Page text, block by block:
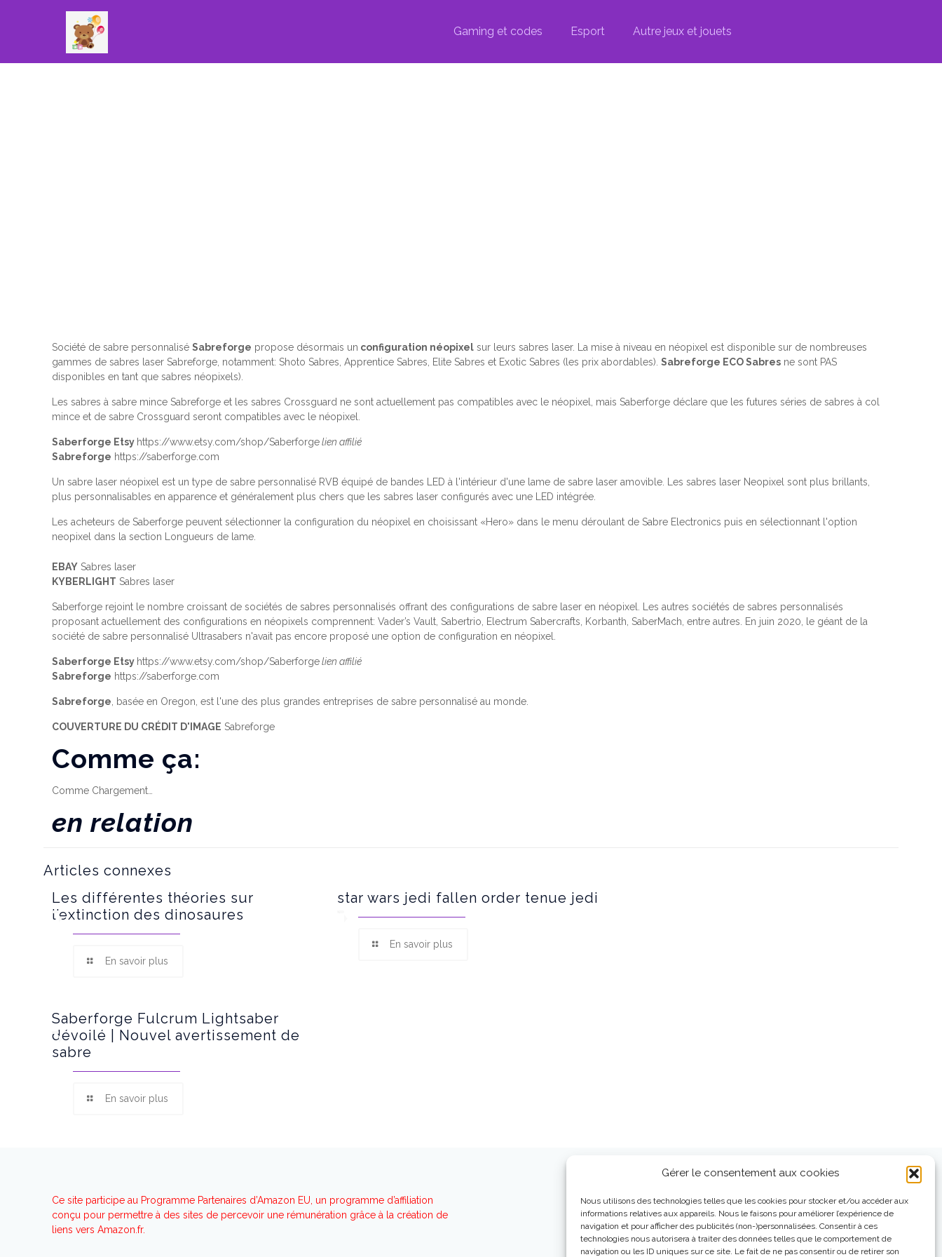
Gérer le consentement aux cookies
Nous utilisons des technologies telles que les cookies pour stocker et/ou accéder aux
informations relatives aux appareils. Nous le faisons pour améliorer l’expérience de
navigation et pour afficher des publicités (non-)personnalisées. Consentir à ces
technologies nous autorisera à traiter des données telles que le comportement de
navigation ou les ID uniques sur ce site. Le fait de ne pas consentir ou de retirer son
Gaming et codes Esport Autre jeux et jouets
Société de sabre personnaliséSabreforge propose désormais un configuration néopixel sur leurs sabres laser. La mise à niveau en néopixel est disponible sur de nombreuses
gammes de sabres laser Sabreforge, notamment: Shoto Sabres, Apprentice Sabres, Elite Sabres et Exotic Sabres (les prix abordables).Sabreforge ECO Sabres ne sont PAS
disponibles en tant que sabres néopixels).
Les sabres à sabre mince Sabreforge et les sabres Crossguard ne sont actuellement pas compatibles avec le néopixel, mais Saberforge déclare que les futures séries de sabres à col
mince et de sabre Crossguard seront compatibles avec le néopixel.
Saberforge Etsy https://www.etsy.com/shop/Saberforgelien affilié
Sabreforge https://saberforge.com
Un sabre laser néopixel est un type de sabre personnalisé RVB équipé de bandes LED à l'intérieur d'une lame de sabre laser amovible. Les sabres laser Neopixel sont plus brillants,
plus personnalisables en apparence et généralement plus chers que les sabres laser configurés avec une LED intégrée.
Les acheteurs de Saberforge peuvent sélectionner la configuration du néopixel en choisissant «Hero» dans le menu déroulant de Sabre Electronics puis en sélectionnant l'option
neopixel dans la section Longueurs de lame.
EBAY Sabres laser
KYBERLIGHT Sabres laser
Saberforge rejoint le nombre croissant de sociétés de sabres personnalisés offrant des configurations de sabre laser en néopixel. Les autres sociétés de sabres personnalisés
proposant actuellement des configurations en néopixels comprennent: Vader’s Vault, Sabertrio, Electrum Sabercrafts, Korbanth, SaberMach, entre autres. En juin 2020, le géant de la
société de sabre personnalisé Ultrasabers n'avait pas encore proposé une option de configuration en néopixel.
Saberforge Etsy https://www.etsy.com/shop/Saberforgelien affilié
Sabreforge https://saberforge.com
Sabreforge , basée en Oregon, est l'une des plus grandes entreprises de sabre personnalisé au monde.
COUVERTURE DU CRÉDIT D'IMAGE Sabreforge
Comme ça:
Comme Chargement…
en relation
Articles connexes
Les différentes théories sur
l’extinction des dinosaures
En savoir plus
star wars jedi fallen order tenue jedi
En savoir plus
Saberforge Fulcrum Lightsaber
dévoilé | Nouvel avertissement de
sabre
En savoir plus
Ce site participe au Programme Partenaires d’Amazon EU, un programme d’affiliation
conçu pour permettre à des sites de percevoir une rémunération grâce à la création de
liens vers Amazon.fr.